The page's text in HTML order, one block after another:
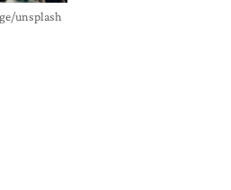
unsplash